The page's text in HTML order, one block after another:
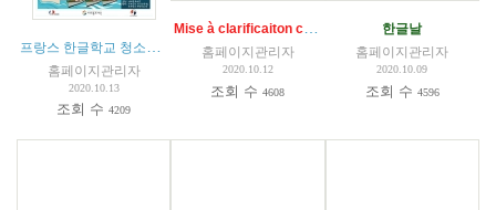
(1)
홈페이지관리자
2020.10.13
조회 수4209
Mise à clarificaiton conduite à tenir COVID 19 - IMPORTANT
홈페이지관리자
2020.10.12
조회 수4608
한글날
홈페이지관리자
2020.10.09
조회 수 4596